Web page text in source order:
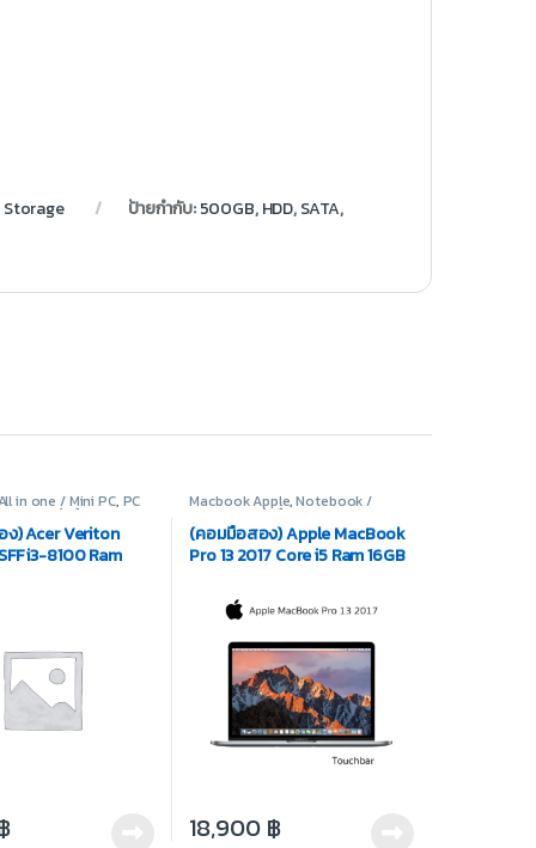
Storage ป้ายกำกับ:500GB,HDD,SATA,
in one / Mini PC, PC
สินค้ามือสอง
) Acer Veriton
i3-8100 Ram
Macbook Apple,Notebook /
สินค้ามือสอง
(คอมมือสอง) Apple MacBook
Pro 13 2017 Core i5 Ram 16GB
Display 13.3 inch
18,900 ฿